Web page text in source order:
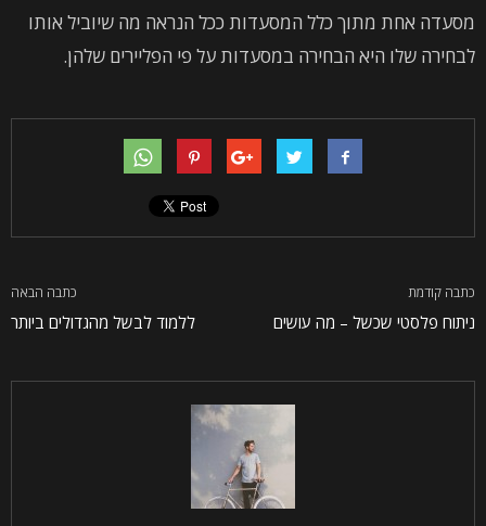
מסעדה אחת מתוך כלל המסעדות ככל הנראה מה שיוביל אותו
לבחירה שלו היא הבחירה במסעדות על פי הפליירים שלהן.
כתבה קודמת
ניתוח פלסטי שכשל – מה עושים
כתבה הבאה
ללמוד לבשל מהגדולים ביותר